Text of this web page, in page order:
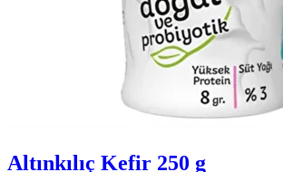
Altınkılıç Kefir 250 g